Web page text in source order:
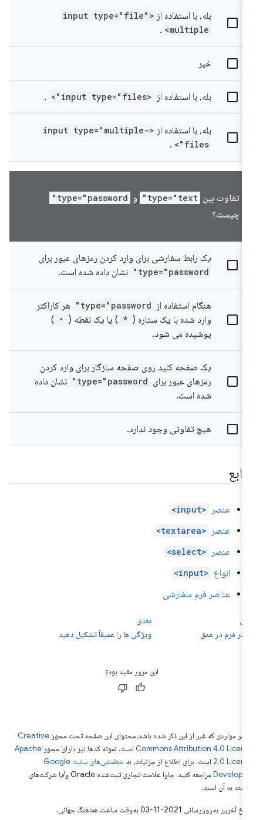
بله، با استفاده از
<input type="file"
multiple>
.
بله، با استفاده از <input type="files">
.
بله، با استفاده از
<input type="multiple-
files">
.
تفاوت بین type="text" و type="password"
چیست؟
یک رابط سفارشی برای وارد کردن رمزهای عبور برای
type="password" نشان داده شده است.
هنگام استفاده از type="password"
هر کاراکتر
وارد شده با یک ستاره ( * ) یا یک نقطه ( •
)
پوشیده می شود.
یک صفحه کلید روی صفحه سازگار برای وارد کردن
رمزهای عبور برای type="password"
نشان داده
شده است.
هیچ تفاوتی وجود ندارد.
عنصر <input>
عنصر <textarea>
عنصر <select>
انواع <input>
عناصر فرم سفارشی
فرم در عمق
بعدی
ویژگی ها را عمیقاً تشکیل دهید
این مرور مفید بود؟
در مواردی که غیر از این ذکر شده باشد،‌محتوای این صفحه تحت مجوزCreative
Commons Attribution 4.0است. نمونه کدها نیز دارای مجوزApache
2.0است. برای اطلاع از جزئیات، به
خطمشی‌های سایت Google
مراجعه کنید. جاوا علامت تجاری ثبت‌شده Oracle و/یا شرکت‌های
به آن است.
آخرین به‌روزرسانی 2021-11-03 به‌وقت ساعت هماهنگ جهانی.